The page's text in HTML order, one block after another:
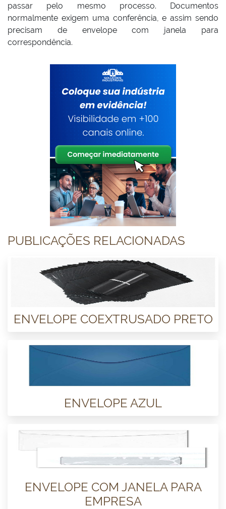
passar pelo mesmo processo. Documentos
normalmente exigem uma conferência, e assim sendo
precisam de envelope com janela para
correspondência.
PUBLICAÇÕES RELACIONADAS
ENVELOPE COEXTRUSADO PRETO
ENVELOPE AZUL
ENVELOPE COM JANELA PARA
EMPRESA